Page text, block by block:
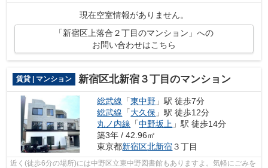
合わせて使い分けができます。初期費用...
現在空室情報がありません。
「新宿区上落合２丁目のマンション」への
お問い合わせはこちら
賃貸 | マンション 新宿区北新宿３丁目のマンション
総武線 「東中野 」駅 徒歩7分
総武線 「大久保 」駅 徒歩12分
丸ノ内線 「中野坂上 」駅 徒歩14分
築3年 / 42.96㎡
東京都新宿区北新宿３丁目
近く(徒歩6分の場所)には中野区立東中野図書館もありますよ。気軽にごみを